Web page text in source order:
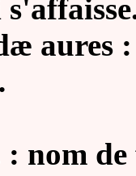
:
nom